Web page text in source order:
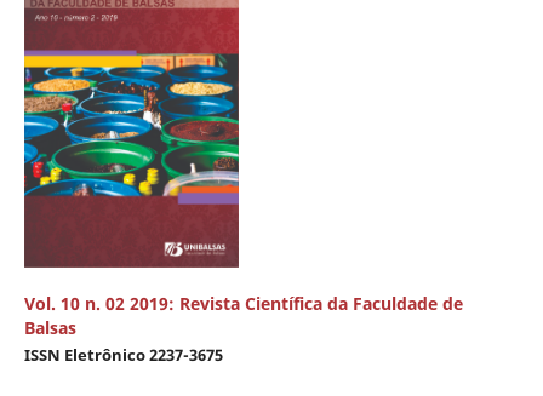
Vol. 10 n. 02 2019: Revista Científica da Faculdade de
Balsas
ISSN Eletrônico 2237-3675